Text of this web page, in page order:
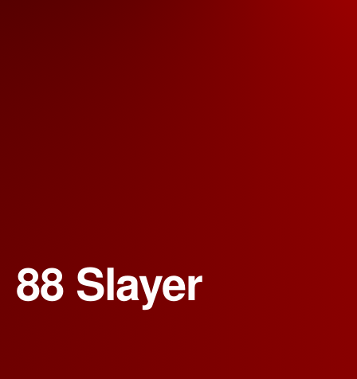
88 Slayer